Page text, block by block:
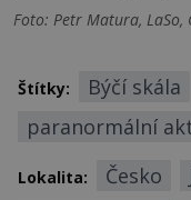
Foto: Petr Matura, LaSo,
Štítky: Býčí skála
paranormální
Lokalita: Česko